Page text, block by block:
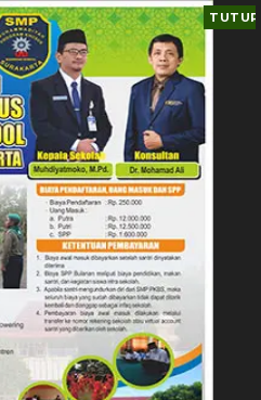
TUTUP